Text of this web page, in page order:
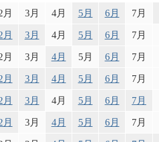
月 3月 4月 5月 6月 7月
月 3月 4月 5月 6月 7月
月 3月 4月 5月 6月 7月
月 3月 4月 5月 6月 7月
月 3月 4月 5月 6月 7月
月 3月 4月 5月 6月 7月